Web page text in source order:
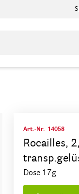
Art.-Nr. 14058
Rocailles,
Dose 17g